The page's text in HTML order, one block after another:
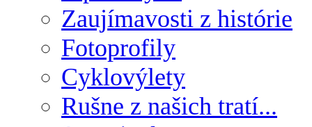
Zaujímavosti z histórie
Fotoprofily
Cyklovýlety
Rušne z našich tratí...